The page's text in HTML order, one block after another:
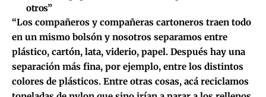
otros”
“Los compañeros y compañeras cartoneros traen todo
en un mismo bolsón y nosotros separamos entre
plástico, cartón, lata, viderio, papel. Después hay una
separación más fina, por ejemplo, entre los distintos
colores de plásticos. Entre otras cosas, acá reciclamos